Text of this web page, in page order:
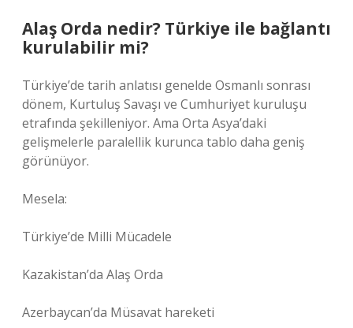
Alaş Orda nedir? Türkiye ile bağlantı
kurulabilir mi?
Türkiye’de tarih anlatısı genelde Osmanlı sonrası
dönem, Kurtuluş Savaşı ve Cumhuriyet kuruluşu
etrafında şekilleniyor. Ama Orta Asya’daki
gelişmelerle paralellik kurunca tablo daha geniş
görünüyor.
Mesela:
Türkiye’de Milli Mücadele
Kazakistan’da Alaş Orda
Azerbaycan’da Müsavat hareketi